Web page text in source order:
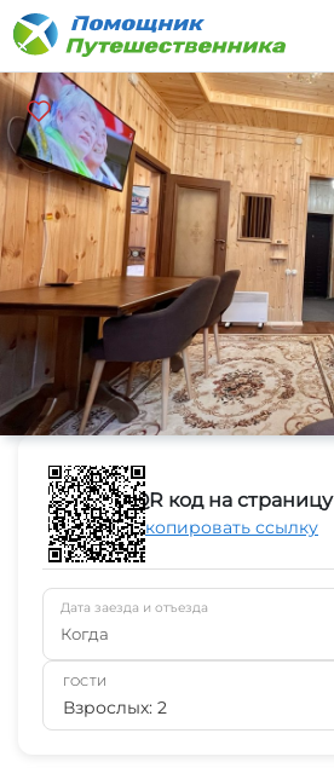
QR код на страницу
Скопировать ссылку
Дата заезда и отъезда
Когда
ГОСТИ
Взрослых: 2